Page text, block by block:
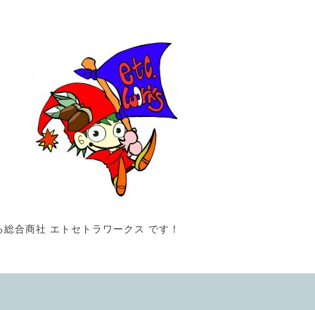
合商社 エトセトラワークス です！